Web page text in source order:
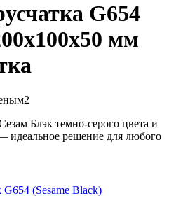
G654
мм
м2
Блэк темно-серого цвета и
идеальное решение для любого
G654 (Sesame Black)